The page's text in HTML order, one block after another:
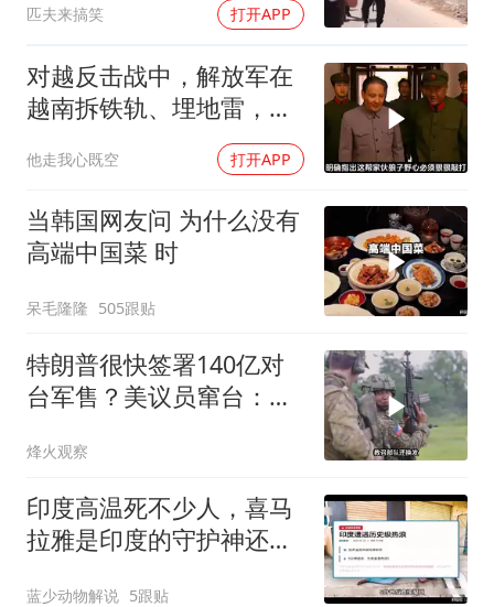
匹夫来搞笑 打开APP
对越反击战中，解放军在
越南拆铁轨、埋地雷，是
他走我心既空 打开APP
当韩国网友问 为什么没有
高端中国菜 时
呆毛隆隆 505跟贴
特朗普很快签署140亿对
台军售？美议员窜台：必
烽火观察
印度高温死不少人，喜马
拉雅是印度的守护神还是
蓝少动物解说 5跟贴